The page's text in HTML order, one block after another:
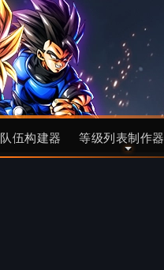
队伍构建器 等级列表制作器